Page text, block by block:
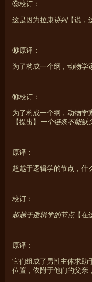
⑨校订：
这是因为拉康讲到【说，
⑩原译：
为了构成一个纲，动物学
⑩校订：
为了构成一个纲，动物学
【提出】
一个链条不能缺
原译：
超越于逻辑学的节点，什
校订：
超越于逻辑学的节点【在
原译：
它们组成了男性主体求助
位置，依附于他们的父亲